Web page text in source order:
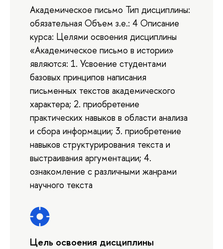
Академическое письмо Тип дисциплины:
обязательная Объем з.е.: 4 Описание
курса: Целями освоения дисциплины
«Академическое письмо в истории»
являются: 1. Усвоение студентами
базовых принципов написания
письменных текстов академического
характера; 2. приобретение
практических навыков в области анализа
и сбора информации; 3. приобретение
навыков структурирования текста и
выстраивания аргументации; 4.
ознакомление с различными жанрами
научного текста
Цель освоения дисциплины